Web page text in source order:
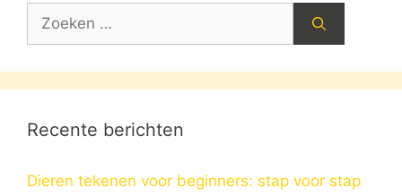
Zoek
Recente berichten
Dieren tekenen voor beginners: stap voor stap